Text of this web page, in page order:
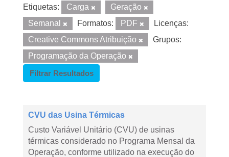
Etiquetas: Carga
Geração
Semanal
Formatos: PDF
Licenças:
Creative Commons Atribuição
Grupos:
Programação da Operação
Filtrar Resultados
CVU das Usina Térmicas
Custo Variável Unitário (CVU) de usinas
térmicas considerado no Programa Mensal da
Operação, conforme utilizado na execução do